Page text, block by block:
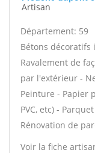
Artisan
Département: 59
Bétons
Ravalement de
par l'extérieur -
Peinture - Papier
PVC, etc) -
Rénovation de
Voir la fiche